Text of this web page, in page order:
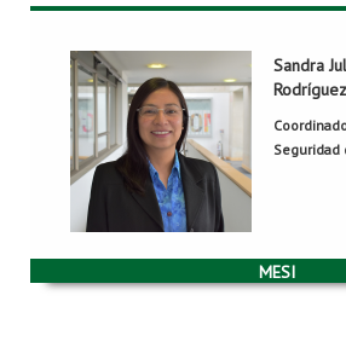
Sandra
Rodríguez
Seguridad
Sandra Julieta
COMIT-Comunicaciones y